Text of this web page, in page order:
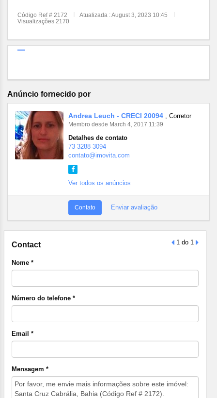
Código Ref # 2172
Atualizada : August 3, 2023 10:45
Visualizações 2170
Anúncio fornecido por
Andrea Leuch - CRECI 20094 , Corretor
Membro desde March 4, 2017 11:39
Detalhes de contato
73 3288-3094
contato@imovita.com
Ver todos os anúncios
Contato Enviar avaliação
1 do 1
Contact
Nome *
Número do telefone *
Email *
Mensagem *